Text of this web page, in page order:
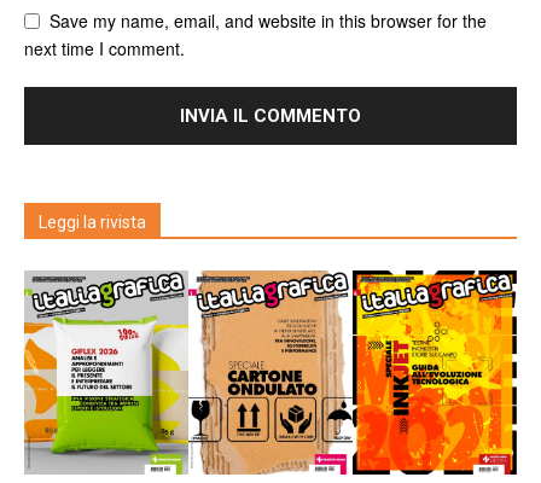
Save my name, email, and website in this browser for the
next time I comment.
Leggi la rivista